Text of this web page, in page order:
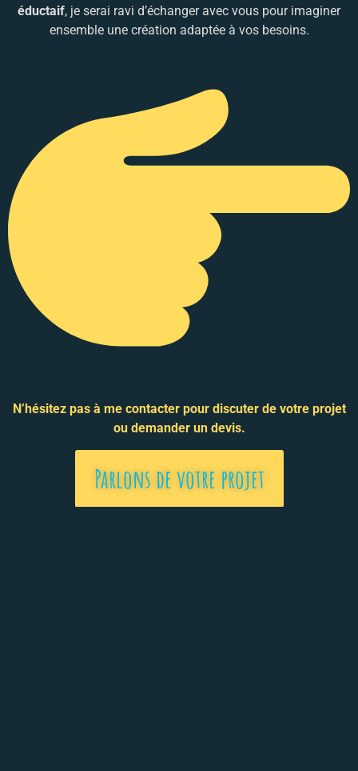
éductaif, je serai ravi d’échanger avec vous pour imaginer
ensemble une création adaptée à vos besoins.
N’hésitez pas à me contacter pour discuter de votre projet
ou demander un devis.
Parlons de votre projet